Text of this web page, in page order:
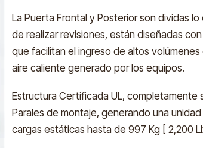
La Puerta Frontal y Posterior son dividas
de realizar revisiones, están diseñadas
que facilitan el ingreso de altos
aire caliente generado por los equipos.
Estructura Certificada UL,
Parales de montaje, generando una
cargas estáticas hasta de 997 Kg [ 2,200